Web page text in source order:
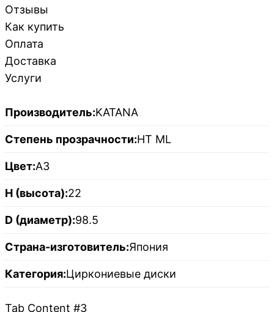
Отзывы
Как купить
Оплата
Доставка
Услуги
Производитель:KATANA
Степень прозрачности:HT ML
Цвет:A3
H (высота):22
D (диаметр):98.5
Страна-изготовитель:Япония
Категория:Циркониевые диски
Tab Content #3